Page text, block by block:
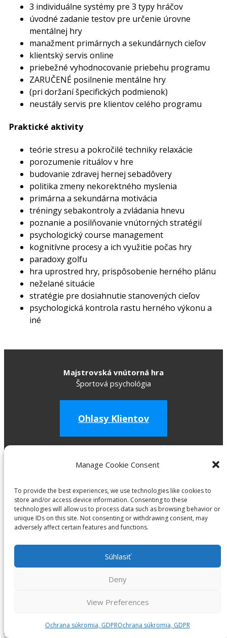
Manage Cookie Consent
To provide the best experiences, we use technologies like cookies to
store and/or access device information. Consenting to these
technologies will allow us to process data such as browsing behavior or
unique IDs on this site. Not consenting or withdrawing consent, may
adversely affect certain features and functions.
Súhlasiť
Deny
View Preferences
Ochrana súkromia, GDPROchrana súkromia, GDPR
3 individuálne systémy pre 3 typy hráčov
úvodné zadanie testov pre určenie úrovne
mentálnej hry
manažment primárnych a sekundárnych cieľov
klientský servis online
priebežné vyhodnocovanie priebehu programu
ZARUČENÉ posilnenie mentálne hry
(pri doržaní špecifických podmienok)
neustály servis pre klientov celého programu
Praktické aktivity
teórie stresu a pokročilé techniky relaxácie
porozumenie rituálov v hre
budovanie zdravej hernej sebadôvery
politika zmeny nekorektného myslenia
primárna a sekundárna motivácia
tréningy sebakontroly a zvládania hnevu
poznanie a posilňovanie vnútorných stratégií
psychologický course management
kognitívne procesy a ich využitie počas hry
paradoxy golfu
hra uprostred hry, prispôsobenie herného plánu
neželané situácie
stratégie pre dosiahnutie stanovených cieľov
psychologická kontrola rastu herného výkonu a
iné
Majstrovská vnútorná hra
Športová psychológia
Ohlasy Klientov
14 dňová záruka vrátenia peňazí
CELOSVETOVÉ DORUČENIE
O nás
Tabuľka veľkosti oblečenia
Dodacie podmienky a záruka
GDPR, CCPA, ochrana súkromia, súbory cookie
Môj účet Akadémie
Partnerský program – Affiliate
© 2011 - 2026 MARIOBEKY.COM. Všetky práva vyhradené.
Hrádza 83, Michalová 976 57, Slovensko, mail @
mariobeky.com, +421 907 503 149. |Všeobecné obchodné